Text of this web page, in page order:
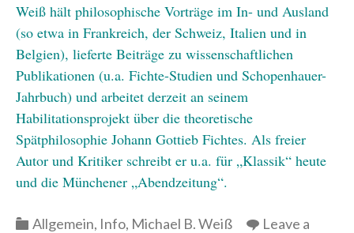
Weiß hält philosophische Vorträge im In- und Ausland
(so etwa in Frankreich, der Schweiz, Italien und in
Belgien), lieferte Beiträge zu wissenschaftlichen
Publikationen (u.a. Fichte-Studien und Schopenhauer-
Jahrbuch) und arbeitet derzeit an seinem
Habilitationsprojekt über die theoretische
Spätphilosophie Johann Gottieb Fichtes. Als freier
Autor und Kritiker schreibt er u.a. für „Klassik“ heute
und die Münchener „Abendzeitung“.
Categories
Allgemein, Info, Michael B. Weiß
Leave a